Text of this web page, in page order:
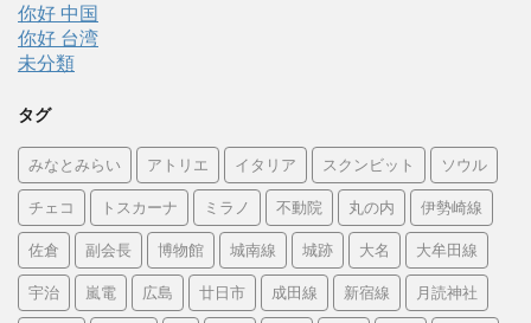
你好 中国
你好 台湾
未分類
タグ
みなとみらい アトリエ イタリア スクンビット ソウル
チェコ トスカーナ ミラノ 不動院 丸の内 伊勢崎線
佐倉 副会長 博物館 城南線 城跡 大名 大牟田線
宇治 嵐電 広島 廿日市 成田線 新宿線 月読神社